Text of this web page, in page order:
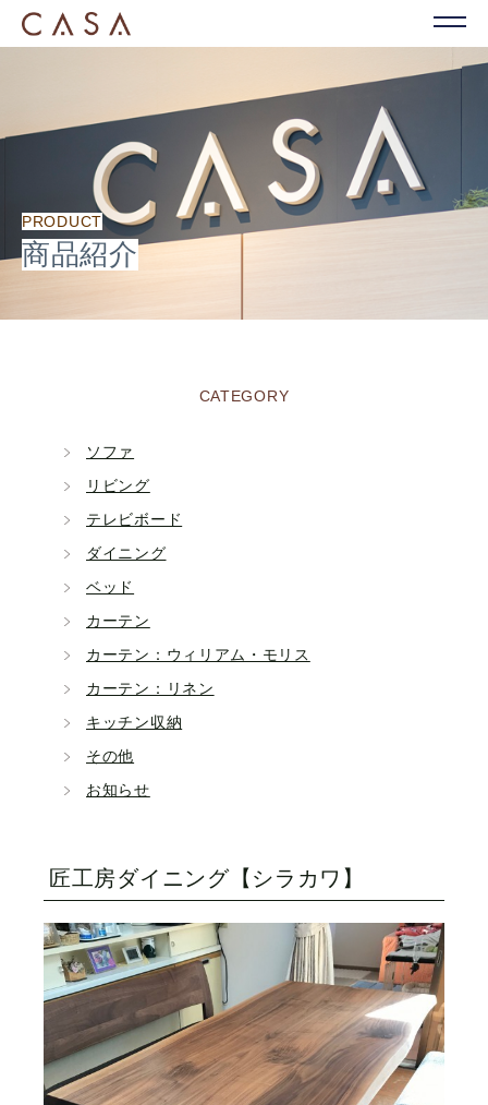
PRODUCT
商品紹介
CATEGORY
ソファ
リビング
テレビボード
ダイニング
ベッド
カーテン
カーテン：ウィリアム・モリス
カーテン：リネン
キッチン収納
その他
お知らせ
匠工房ダイニング【シラカワ】